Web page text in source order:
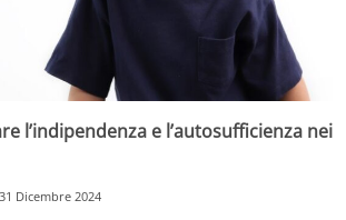
l’indipendenza e l’autosufficienza nei
31 Dicembre 2024